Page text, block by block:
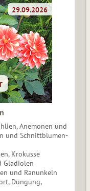
Anemonen und
und Schnittblumen-
Krokusse
Gladiolen
und Ranunkeln
Düngung,